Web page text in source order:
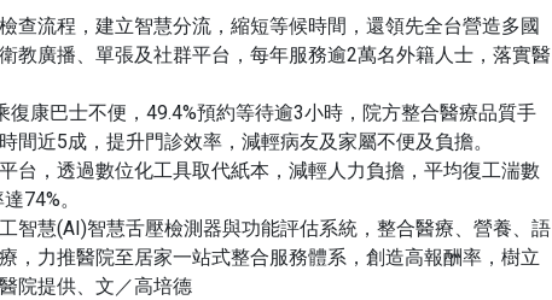
查流程，建立智慧分流，縮短等候時間，還領先全台營造多國
教廣播、單張及社群平台，每年服務逾2萬名外籍人士，落實醫
復康巴士不便，49.4%預約等待逾3小時，院方整合醫療品質手
間近5成，提升門診效率，減輕病友及家屬不便及負擔。
台，透過數位化工具取代紙本，減輕人力負擔，平均復工湍數
74%。
智慧(AI)智慧舌壓檢測器與功能評估系統，整合醫療、營養、語
，力推醫院至居家一站式整合服務體系，創造高報酬率，樹立
院提供、文／高培德